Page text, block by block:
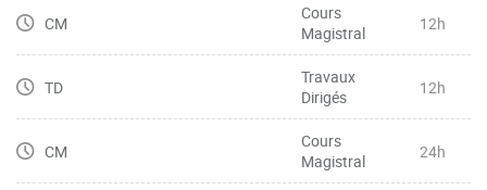
CM
Cours
Magistral
12h
TD
Travaux
Dirigés
12h
CM
Cours
Magistral
24h